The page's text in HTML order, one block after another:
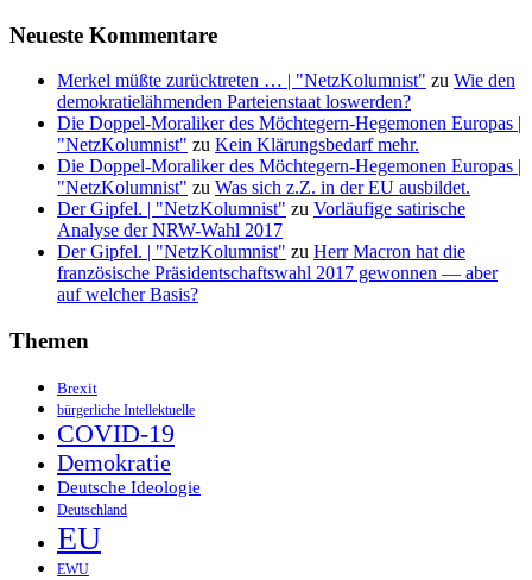
Neueste Kommentare
Merkel müßte zurücktreten … | "NetzKolumnist" zu Wie den
demokratielähmenden Parteienstaat loswerden?
Die Doppel-Moraliker des Möchtegern-Hegemonen Europas |
"NetzKolumnist" zu Kein Klärungsbedarf mehr.
Die Doppel-Moraliker des Möchtegern-Hegemonen Europas |
"NetzKolumnist" zu Was sich z.Z. in der EU ausbildet.
Der Gipfel. | "NetzKolumnist" zu Vorläufige satirische
Analyse der NRW-Wahl 2017
Der Gipfel. | "NetzKolumnist" zu Herr Macron hat die
französische Präsidentschaftswahl 2017 gewonnen — aber
auf welcher Basis?
Themen
Brexit
bürgerliche Intellektuelle
COVID-19
Demokratie
Deutsche Ideologie
Deutschland
EU
EWU